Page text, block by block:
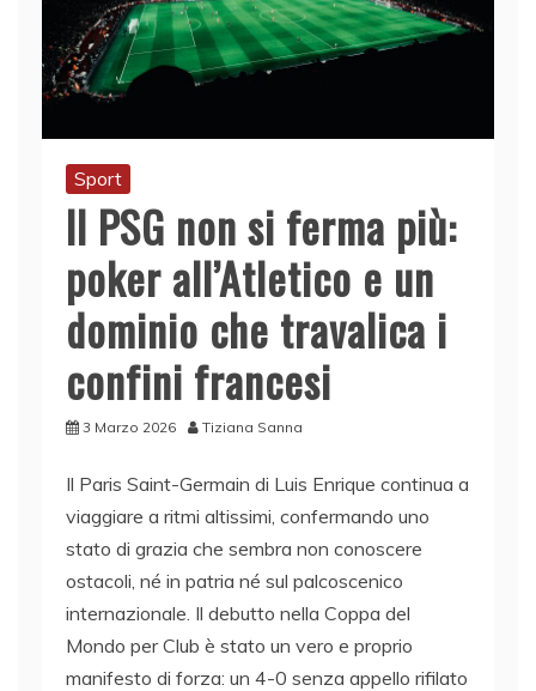
Sport
Il PSG non si ferma più:
poker all’Atletico e un
dominio che travalica i
confini francesi
3 Marzo 2026 Tiziana Sanna
Il Paris Saint-Germain di Luis Enrique continua a
viaggiare a ritmi altissimi, confermando uno
stato di grazia che sembra non conoscere
ostacoli, né in patria né sul palcoscenico
internazionale. Il debutto nella Coppa del
Mondo per Club è stato un vero e proprio
manifesto di forza: un 4-0 senza appello rifilato